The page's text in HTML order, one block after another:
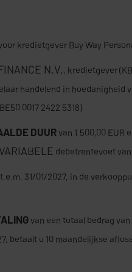
kredietgever Buy Way
N.V., kredietgever
handelend in hoedanigheid
0017 2422 5318).
DUUR van 1.500,00 EUR
debetrentevoet van
31/01/2027, in de
van een totaal bedrag van
betaalt u 10 maandelijkse